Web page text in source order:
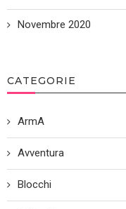
Novembre 2020
CATEGORIE
ArmA
Avventura
Blocchi